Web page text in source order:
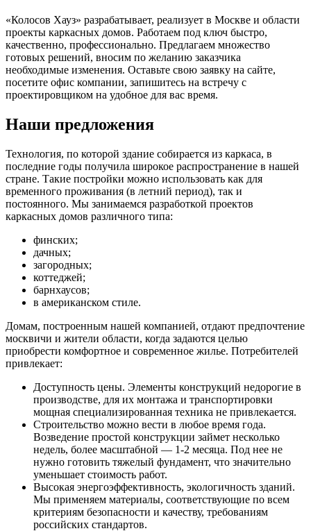
«Колосов Хауз» разрабатывает, реализует в Москве и области
проекты каркасных домов. Работаем под ключ быстро,
качественно, профессионально. Предлагаем множество
готовых решений, вносим по желанию заказчика
необходимые изменения. Оставьте свою заявку на сайте,
посетите офис компании, запишитесь на встречу с
проектировщиком на удобное для вас время.
Наши предложения
Технология, по которой здание собирается из каркаса, в
последние годы получила широкое распространение в нашей
стране. Такие постройки можно использовать как для
временного проживания (в летний период), так и
постоянного. Мы занимаемся разработкой проектов
каркасных домов различного типа:
финских;
дачных;
загородных;
коттеджей;
барнхаусов;
в американском стиле.
Домам, построенным нашей компанией, отдают предпочтение
москвичи и жители области, когда задаются целью
приобрести комфортное и современное жилье. Потребителей
привлекает:
Доступность цены. Элементы конструкций недорогие в
производстве, для их монтажа и транспортировки
мощная специализированная техника не привлекается.
Строительство можно вести в любое время года.
Возведение простой конструкции займет несколько
недель, более масштабной — 1-2 месяца. Под нее не
нужно готовить тяжелый фундамент, что значительно
уменьшает стоимость работ.
Высокая энергоэффективность, экологичность зданий.
Мы применяем материалы, соответствующие по всем
критериям безопасности и качеству, требованиям
российских стандартов.